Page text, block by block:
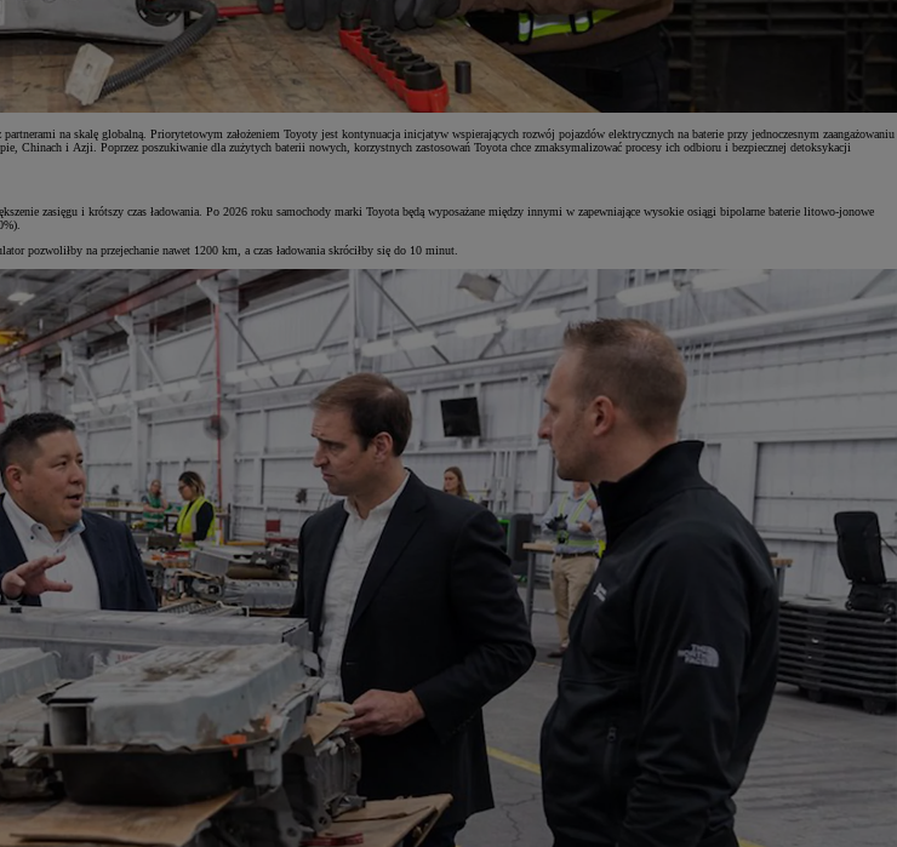
na skalę globalną. Priorytetowym założeniem Toyoty jest kontynuacja inicjatyw wspierających rozwój pojazdów elektrycznych na baterie przy jednoczesnym zaangażowaniu
Chinach i Azji. Poprzez poszukiwanie dla zużytych baterii nowych, korzystnych zastosowań Toyota chce zmaksymalizować procesy ich odbioru i bezpiecznej detoksykacji
zasięgu i krótszy czas ładowania. Po 2026 roku samochody marki Toyota będą wyposażane między innymi w zapewniające wysokie osiągi bipolarne baterie litowo-jonowe
pozwoliłby na przejechanie nawet 1200 km, a czas ładowania skróciłby się do 10 minut.